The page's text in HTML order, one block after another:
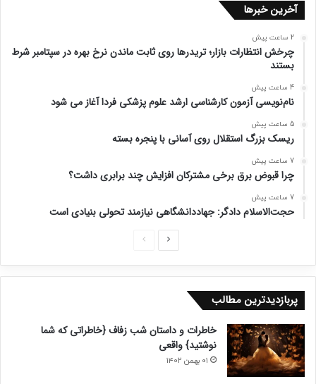
آخرین خبرها
2 ساعت پیش
چرخش انتظارات بازار؛ تریدرها روی ثابت ماندن نرخ بهره در سپتامبر شرط
بستند
4 ساعت پیش
نام‌نویسی آزمون کارشناسی ارشد علوم پزشکی فردا آغاز می شود
5 ساعت پیش
ریسک بزرگ استقلال روی آسانی با پنجره بسته
7 ساعت پیش
چرا قبوض برق برخی مشترکان افزایش چند برابری داشت؟
7 ساعت پیش
حجت‌الاسلام دادگر: جهاددانشگاهی نیازمند تحولی بنیادی است
ح
ح
د
پربازدیدترین مطالب
خاطرات و داستان شب زفاف {خاطراتی که شما
نوشتید} واقعی
۰۱ بهمن ۱۴۰۲